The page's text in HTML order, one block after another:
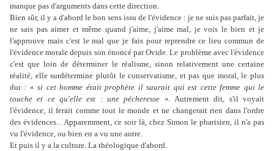
manque pas d'arguments dans cette direction.
Bien sûr, il y a d'abord le bon sens issu de l'évidence : je ne suis pas parfait, je
ne sais pas aimer et même quand j'aime, j'aime mal, je vois le bien et je
l'approuve mais c'est le mal que je fais pour reprendre ce lieu commun de
l'évidence morale depuis son énoncé par Ovide. Le problème avec l'évidence
c'est que loin de déterminer le réalisme, sinon relativement une certaine
réalité, elle surdétermine plutôt le conservatisme, et pas que moral, le plus
dur : «si cet homme était prophète il saurait qui est cette femme qui le
touche et ce qu'elle est : une pécheresse ». Autrement dit, s'il voyait
l'évidence, il ferait comme tout le monde et ne changerait rien dans l'ordre
des évidences... Apparemment, ce soir là, chez Simon le pharisien, il n'a pas
vu l'évidence, ou bien en a vu une autre.
Et puis il y a la culture. La théologique d'abord.